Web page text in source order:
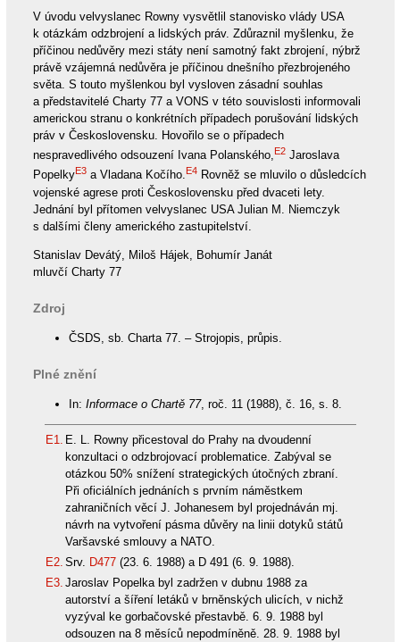
V úvodu velvyslanec Rowny vysvětlil stanovisko vlády USA
k otázkám odzbrojení a lidských práv. Zdůraznil myšlenku, že
příčinou nedůvěry mezi státy není samotný fakt zbrojení, nýbrž
právě vzájemná nedůvěra je příčinou dnešního přezbrojeného
světa. S touto myšlenkou byl vysloven zásadní souhlas
a představitelé Charty 77 a VONS v této souvislosti informovali
americkou stranu o konkrétních případech porušování lidských
práv v Československu. Hovořilo se o případech
nespravedlivého odsouzení Ivana Polanského,E2Jaroslava
PopelkyE3a Vladana Kočího. E4Rovněž se mluvilo o důsledcích
vojenské agrese proti Československu před dvaceti lety.
Jednání byl přítomen velvyslanec USA Julian M. Niemczyk
s dalšími členy amerického zastupitelství.
Stanislav Devátý, Miloš Hájek, Bohumír Janát
mluvčí Charty 77
Zdroj
ČSDS, sb. Charta 77. – Strojopis, průpis.
Plné znění
In: Informace o Chartě 77, roč. 11 (1988), č. 16, s. 8.
E1. E. L. Rowny přicestoval do Prahy na dvoudenní
konzultaci o odzbrojovací problematice. Zabýval se
otázkou 50% snížení strategických útočných zbraní.
Při oficiálních jednáních s prvním náměstkem
zahraničních věcí J. Johanesem byl projednáván mj.
návrh na vytvoření pásma důvěry na linii dotyků států
Varšavské smlouvy a NATO.
E2. Srv. D477(23. 6. 1988) a D 491 (6. 9. 1988).
E3. Jaroslav Popelka byl zadržen v dubnu 1988 za
autorství a šíření letáků v brněnských ulicích, v nichž
vyzýval ke gorbačovské přestavbě. 6. 9. 1988 byl
odsouzen na 8 měsíců nepodmíněně. 28. 9. 1988 byl